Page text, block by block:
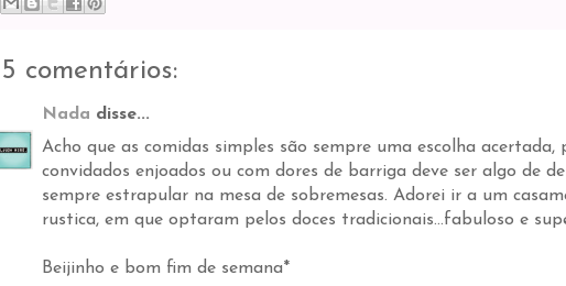
comentários:
Nada disse...
Acho que as comidas simples são sempre uma escolha acertada,
convidados enjoados ou com dores de barriga deve ser algo de
sempre estrapular na mesa de sobremesas. Adorei ir a um
rustica, em que optaram pelos doces tradicionais...fabuloso e
Beijinho e bom fim de semana*